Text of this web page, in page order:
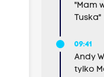
"Mam
Tuska"
09:41
Andy
tylko